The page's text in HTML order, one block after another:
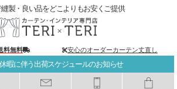
暇に伴う出荷スケジュールのお知らせ
製・良い品をどこよりもお安くご提供
料無料 安心のオーダーカーテン丈直し